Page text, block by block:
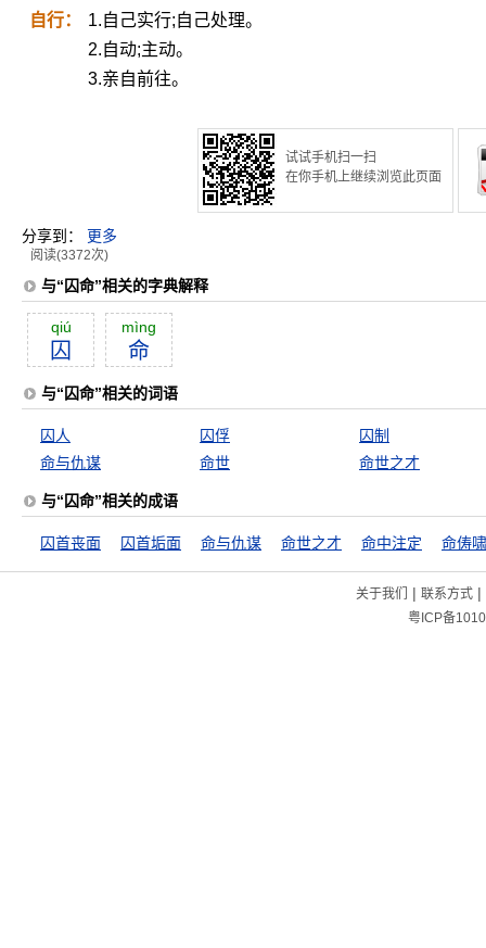
自行：
1.自己实行;自己处理。
2.自动;主动。
3.亲自前往。
试试手机扫一扫
在你手机上继续浏览此页面
分享到： 更多
阅读(3372次)
与“囚命”相关的字典解释
qiú
囚
mìng
命
与“囚命”相关的词语
囚人 囚俘
囚制
命与仇谋
命世 命世之才
与“囚命”相关的成语
囚首丧面 囚首垢面 命与仇谋 命世之才 命中注定 命俦
关于我们 | 联系方式|
粤ICP备